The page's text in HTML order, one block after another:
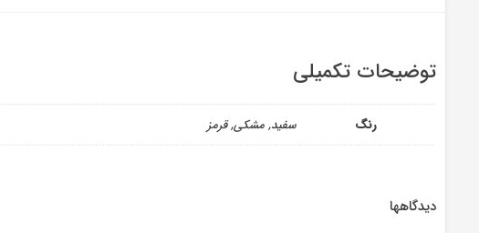
توضیحات تکمیلی
رنگ سفید, مشکی, قرمز
دیدگاهها